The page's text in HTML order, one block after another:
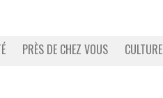
PRÈS DE CHEZ VOUS CULTURE